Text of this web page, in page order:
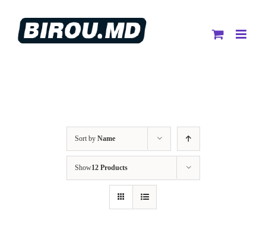
content
Sort by Name
Show12 Products